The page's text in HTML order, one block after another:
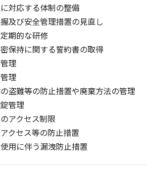
対応する体制の整備
及び安全管理措置の見直し
期的な研修
保持に関する誓約書の取得
理
理
盗難等の防止措置や廃棄方法の管理
管理
アクセス制限
クセス等の防止措置
用に伴う漏洩防止措置